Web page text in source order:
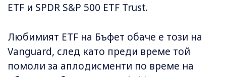
ETF и SPDR S&P 500 ETF Trust.
Любимият ETF на Бъфет обаче е този на
Vanguard, след като преди време той
помоли за аплодисменти по време на